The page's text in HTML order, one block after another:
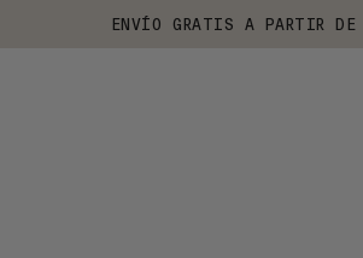
ENVÍO GRATIS A PARTIR